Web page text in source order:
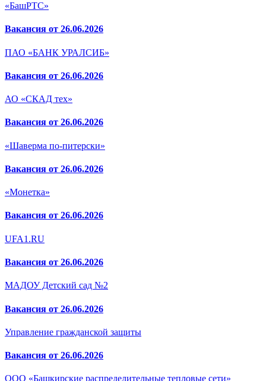
«БашРТС»
Вакансия от 26.06.2026
ПАО «БАНК УРАЛСИБ»
Вакансия от 26.06.2026
АО «СКАД тех»
Вакансия от 26.06.2026
«Шаверма по-питерски»
Вакансия от 26.06.2026
«Монетка»
Вакансия от 26.06.2026
UFA1.RU
Вакансия от 26.06.2026
МАДОУ Детский сад №2
Вакансия от 26.06.2026
Управление гражданской защиты
Вакансия от 26.06.2026
ООО «Башкирские распределительные тепловые сети»